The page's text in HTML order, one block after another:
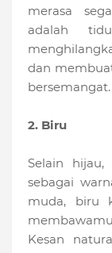
merasa
adalah
dan
bersemangat.
2. Biru
Selain
sebagai
muda, biru
Kesan